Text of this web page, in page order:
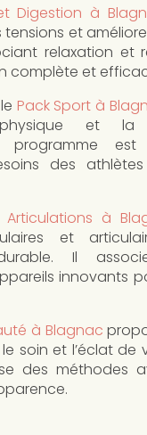
Digestion à
tensions et
relaxation et
complète et
Pack Sport à
et la
programme est
des
à
et
Il
innovants
à Blagnac
soin et l’éclat de
des méthodes